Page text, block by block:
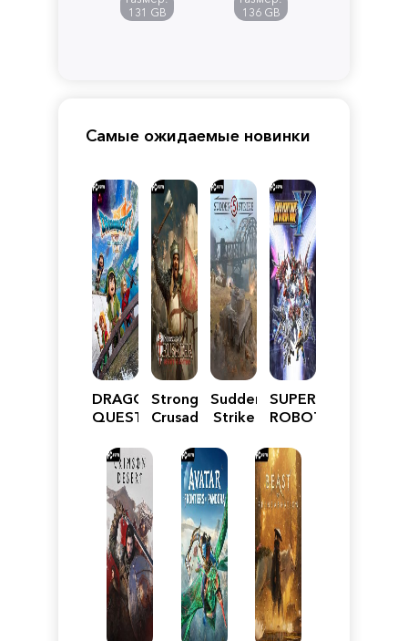
131 GB
Pandora
136 GB
Самые ожидаемые новинки
DRAGON
QUEST
Reimagined
Stronghold
Crusader:
Edition
Sudden
Strike
SUPER
ROBOT
Y